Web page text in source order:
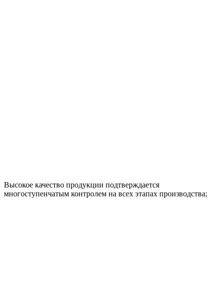
Высокое качество продукции подтверждается
многоступенчатым контролем на всех этапах производства;